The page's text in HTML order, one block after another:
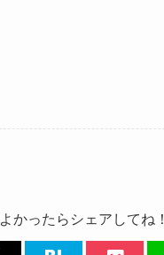
よかったらシェアしてね！